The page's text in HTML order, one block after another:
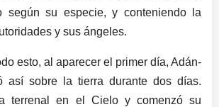
según su especie, y conteniendo la
y sus ángeles.
esto, al aparecer el primer día, Adán-
así sobre la tierra durante dos días.
terrenal en el Cielo y comenzó su